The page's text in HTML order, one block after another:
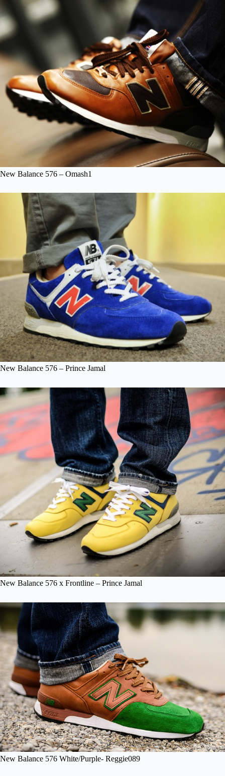
New Balance 576 – Omash1
New Balance 576 – Prince Jamal
New Balance 576 x Frontline – Prince Jamal
New Balance 576 White/Purple- Reggie089